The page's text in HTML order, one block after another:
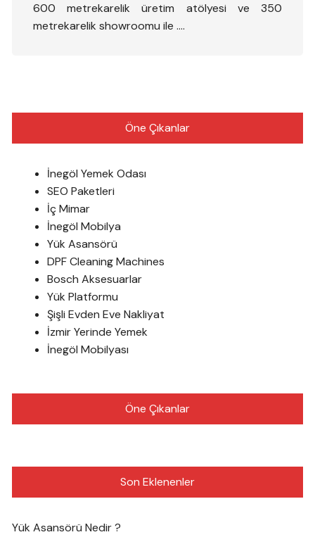
600 metrekarelik üretim atölyesi ve 350
metrekarelik showroomu ile ….
Öne Çıkanlar
İnegöl Yemek Odası
SEO Paketleri
İç Mimar
İnegöl Mobilya
Yük Asansörü
DPF Cleaning Machines
Bosch Aksesuarlar
Yük Platformu
Şişli Evden Eve Nakliyat
İzmir Yerinde Yemek
İnegöl Mobilyası
Öne Çıkanlar
Son Eklenenler
Yük Asansörü Nedir ?